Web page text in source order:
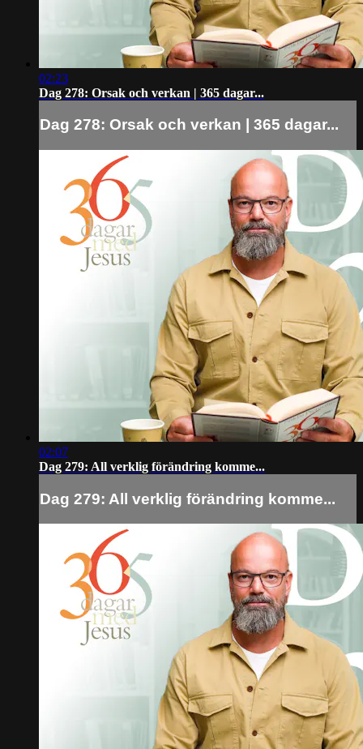
02:23
Dag 278: Orsak och verkan | 365 dagar...
Dag 278: Orsak och verkan | 365 dagar...
02:07
Dag 279: All verklig förändring komme...
Dag 279: All verklig förändring komme...